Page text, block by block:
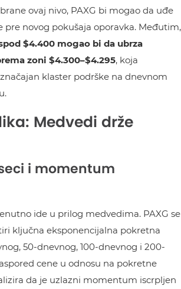
ovaj nivo, PAXG bi mogao da uđe
pre novog pokušaja oporavka. Međutim,
$4.400 mogao bi da ubrza
zoni $4.300–$4.295, koja
klaster podrške na dnevnom
Medvedi drže
i momentum
ide u prilog medvedima. PAXG se
ključna eksponencijalna pokretna
50-dnevnog, 100-dnevnog i 200-
cene u odnosu na pokretne
da je uzlazni momentum iscrpljen